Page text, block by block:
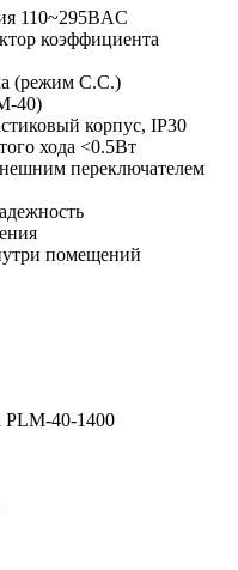
110~295BAC
коэффициента
(режим С.С.)
40)
корпус, IP30
хода <0.5Вт
переключателем
помещений
PLM-40-1400